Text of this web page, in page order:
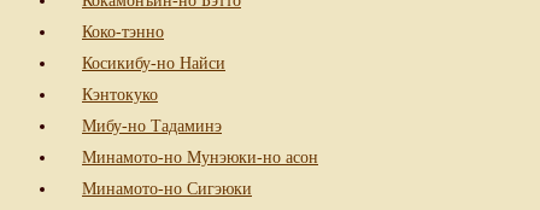
Коко-тэнно
Косикибу-но Найси
Кэнтокуко
Мибу-но Тадаминэ
Минамото-но Мунэюки-но асон
Минамото-но Сигэюки